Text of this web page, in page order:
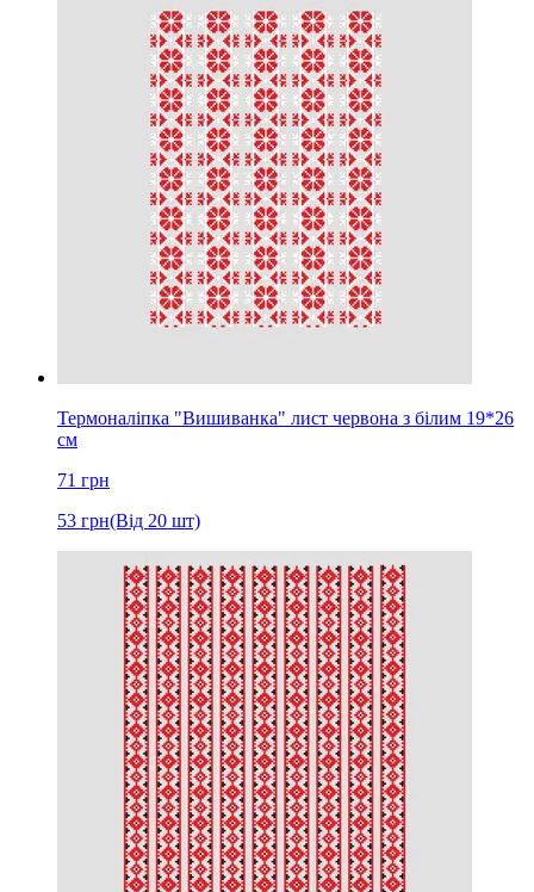
Термоналіпка "Вишиванка" лист червона з білим 19*26
см
71 грн
53 грн(Від 20 шт)